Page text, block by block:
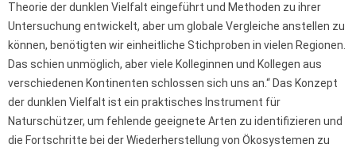
Theorie der dunklen Vielfalt eingeführt und Methoden zu ihrer
Untersuchung entwickelt, aber um globale Vergleiche anstellen zu
können, benötigten wir einheitliche Stichproben in vielen Regionen.
Das schien unmöglich, aber viele Kolleginnen und Kollegen aus
verschiedenen Kontinenten schlossen sich uns an.“ Das Konzept
der dunklen Vielfalt ist ein praktisches Instrument für
Naturschützer, um fehlende geeignete Arten zu identifizieren und
die Fortschritte bei der Wiederherstellung von Ökosystemen zu